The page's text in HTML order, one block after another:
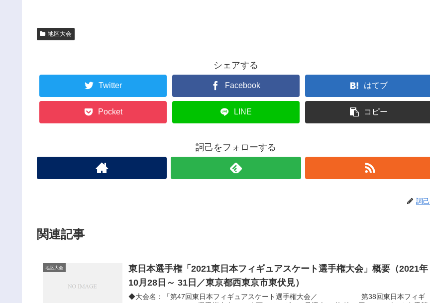
地区大会
シェアする
Twitter Facebook はてブ
Pocket LINE コピー
詞己をフォローする
詞己
関連記事
地区大会
東日本選手権「2021東日本フィギュアスケート選手権大会」概要（2021年
10月28日～ 31日／東京都西東京市東伏見）
◆大会名：「第47回東日本フィギュアスケート選手権大会／ 第38回東日本フィギ